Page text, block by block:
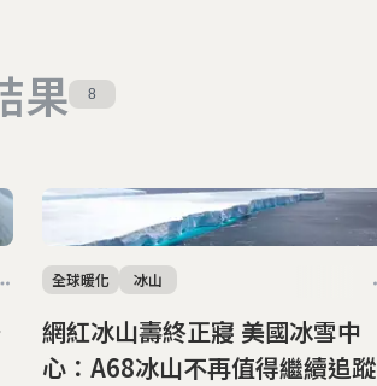
果 8
網紅冰山壽終正寢 美國冰雪中
心：A68冰山不再值得繼續追蹤
全球暖化 冰山